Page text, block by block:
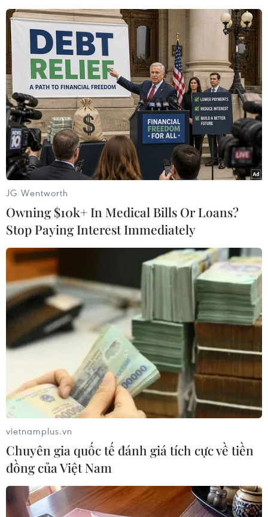
TIN LIÊN QUAN
CPI tháng Ba giảm 0,23% do nhu cầu tiêu
dùng điều tiết lại sau dịp Tết
29/03/2024 04:33
Chỉ số giá tiêu dùng tháng Ba giảm chủ yếu theo quy
luật tiêu dùng, do nhu cầu của người dân đi xuống sau
dịp Tết Nguyên đán khiến giá cả hàng hóa và dịch vụ
thiết yếu trên thị trường “hạ nhiệt."
JG Wentworth
Owning $10k+ In Medical Bills Or Loans?
Stop Paying Interest Immediately
vietnamplus.vn
Chuyên gia quốc tế đánh giá tích cực về tiền
đồng của Việt Nam